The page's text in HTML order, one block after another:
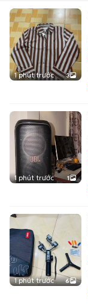
1 phút trước 3
1 phút trước 1
1 phút trước 6